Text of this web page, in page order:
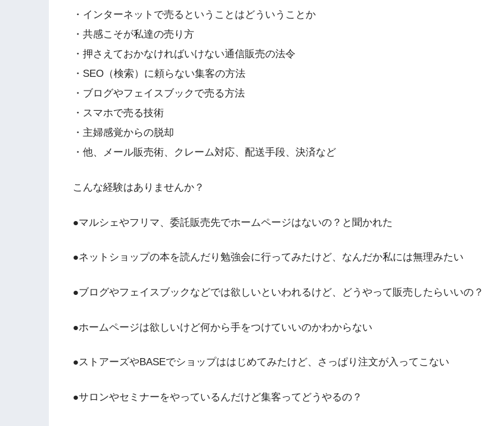
・インターネットで売るということはどういうことか
・共感こそが私達の売り方
・押さえておかなければいけない通信販売の法令
・SEO（検索）に頼らない集客の方法
・ブログやフェイスブックで売る方法
・スマホで売る技術
・主婦感覚からの脱却
・他、メール販売術、クレーム対応、配送手段、決済など
こんな経験はありませんか？
●マルシェやフリマ、委託販売先でホームページはないの？と聞かれた
●ネットショップの本を読んだり勉強会に行ってみたけど、なんだか私には無理みたい
●ブログやフェイスブックなどでは欲しいといわれるけど、どうやって販売したらいいの？
●ホームページは欲しいけど何から手をつけていいのかわからない
●ストアーズやBASEでショップははじめてみたけど、さっぱり注文が入ってこない
●サロンやセミナーをやっているんだけど集客ってどうやるの？